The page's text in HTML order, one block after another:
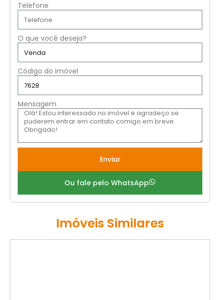
Telefone
O que você deseja?
Código do imóvel
Mensagem
Enviar
Ou fale pelo WhatsApp
Imóveis Similares